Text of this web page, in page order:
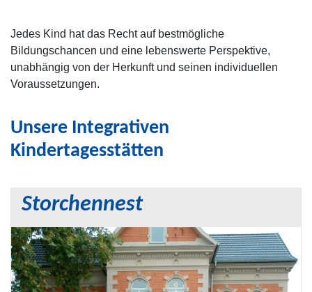
Jedes Kind hat das Recht auf bestmögliche
Bildungschancen und eine lebenswerte Perspektive,
unabhängig von der Herkunft und seinen individuellen
Voraussetzungen.
Unsere Integrativen
Kindertagesstätten
Storchennest